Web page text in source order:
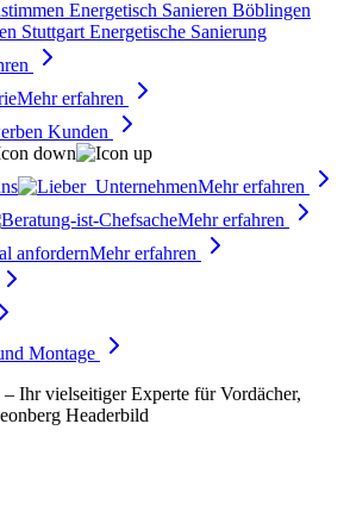
Mehr erfahren
Kunden
Mehr erfahren
Mehr erfahren
anfordernMehr erfahren
Montage